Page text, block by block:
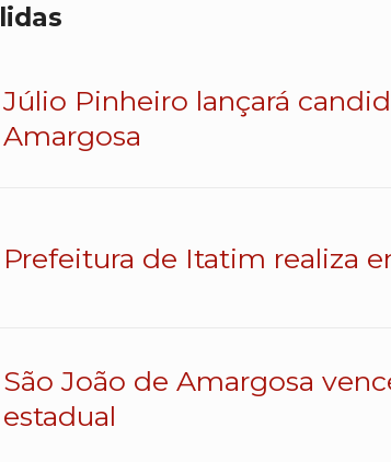
lidas
Júlio Pinheiro lançará
Amargosa
Prefeitura de Itatim realiza
São João de Amargosa
estadual